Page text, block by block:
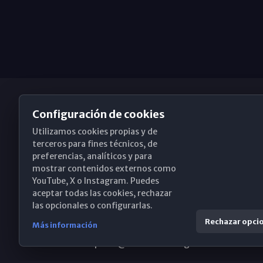
Obispado de Málaga
Santa María, 18-20. 29015 Málaga
(+34) 952 224 386
Configuración de cookies
Utilizamos cookies propias y de
terceros para fines técnicos, de
preferencias, analíticos y para
mostrar contenidos externos como
YouTube, X o Instagram. Puedes
aceptar todas las cookies, rechazar
las opcionales o configurarlas.
Más información Rechazar